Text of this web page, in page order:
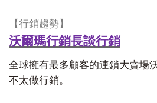
【行銷趨勢】
沃爾瑪行銷長談行銷
全球擁有最多顧客的連鎖大賣場
不太做行銷。